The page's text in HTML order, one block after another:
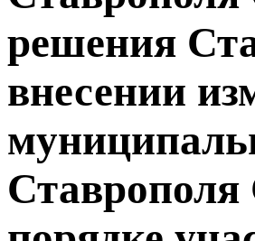
решения
внесении
Ставрополя